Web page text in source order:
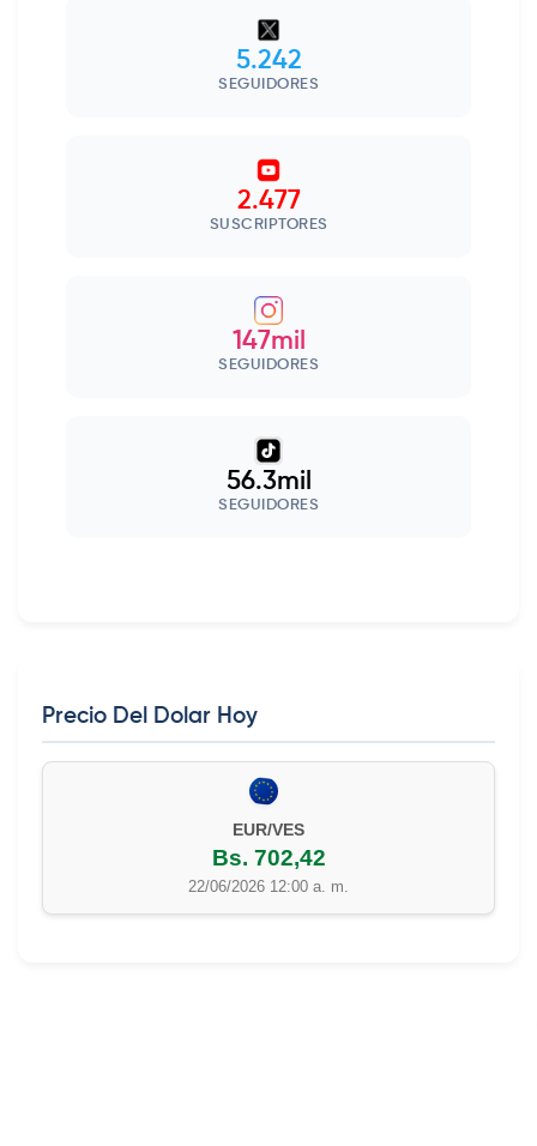
5.242
SEGUIDORES
2.477
SUSCRIPTORES
147mil
SEGUIDORES
56.3mil
SEGUIDORES
Precio Del Dolar Hoy
EUR/VES
Bs. 702,42
22/06/2026 12:00 a. m.